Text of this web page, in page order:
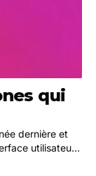
qui
dernière et
utilisateur